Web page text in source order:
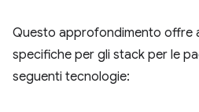
Questo approfondimento offre
specifiche per gli stack per le
seguenti tecnologie: